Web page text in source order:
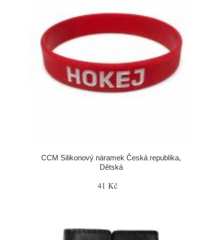
CCM Silikonový náramek Česká republika,
Dětská
41 Kč